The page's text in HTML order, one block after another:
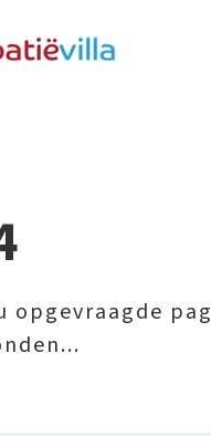
opgevraagde